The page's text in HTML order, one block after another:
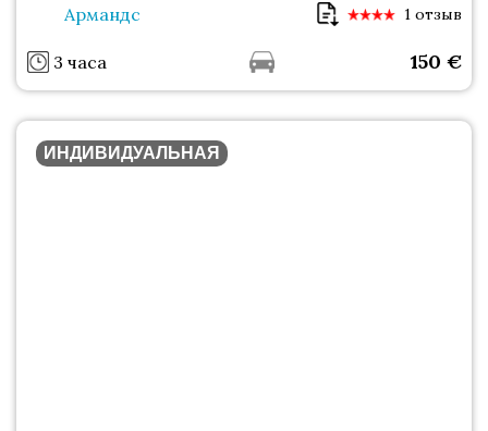
Армандс 1 отзыв
3 часа 150 €
ИНДИВИДУАЛЬНАЯ